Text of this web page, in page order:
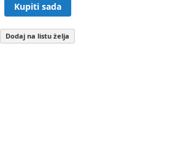
Kupiti sada
Dodaj na listu želja